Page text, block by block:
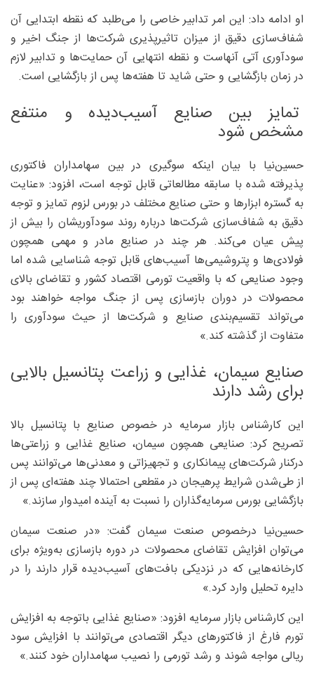
او ادامه داد: این امر تدابیر خاصی را می‌طلبد که نقطه ابتدایی آن
شفاف‌سازی دقیق از میزان تاثیرپذیری شرکت‌ها از جنگ اخیر و
سودآوری آتی آنهاست و نقطه انتهایی آن حمایت‌ها و تدابیر لازم
در زمان بازگشایی و حتی شاید تا هفته‌ها پس از بازگشایی است.
تمایز بین صنایع آسیب‌دیده و منتفع
مشخص شود
حسین‌نیا با بیان اینکه سوگیری در بین سهامداران فاکتوری
پذیرفته شده با سابقه مطالعاتی قابل توجه است، افزود: «عنایت
به گستره ابزارها و حتی صنایع مختلف در بورس لزوم تمایز و توجه
دقیق به شفاف‌سازی شرکت‌ها درباره روند سودآوریشان را بیش از
پیش عیان می‌کند. هر چند در صنایع مادر و مهمی همچون
فولادی‌ها و پتروشیمی‌ها آسیب‌های قابل توجه شناسایی شده اما
وجود صنایعی که با واقعیت تورمی اقتصاد کشور و تقاضای بالای
محصولات در دوران بازسازی پس از جنگ مواجه خواهند بود
می‌تواند تقسیم‌بندی صنایع و شرکت‌ها از حیث سودآوری را
متفاوت از گذشته کند.»
صنایع سیمان، غذایی و زراعت پتانسیل بالایی
برای رشد دارند
این کارشناس بازار سرمایه در خصوص صنایع با پتانسیل بالا
تصریح کرد: صنایعی همچون سیمان، صنایع غذایی و زراعتی‌ها
درکنار شرکت‌های پیمانکاری و تجهیزاتی و معدنی‌ها می‌توانند پس
از طی‌شدن شرایط پرهیجان در مقطعی احتمالا چند هفته‌ای پس از
بازگشایی بورس سرمایه‌گذاران را نسبت به آینده امیدوار سازند.»
حسین‌نیا درخصوص صنعت سیمان گفت: «در صنعت سیمان
می‌توان افزایش تقاضای محصولات در دوره بازسازی به‌ویژه برای
کارخانه‌هایی که در نزدیکی بافت‌های آسیب‌دیده قرار دارند را در
دایره تحلیل وارد کرد.»
این کارشناس بازار سرمایه افزود: «صنایع غذایی باتوجه به افزایش
تورم فارغ از فاکتورهای دیگر اقتصادی می‌توانند با افزایش سود
ریالی مواجه شوند و رشد تورمی را نصیب سهامداران خود کنند.»